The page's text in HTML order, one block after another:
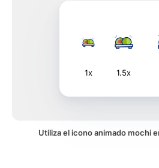
1x 1.5x
Utiliza el icono animado mochi